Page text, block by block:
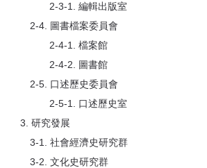
2-3-1. 編輯出版室
2-4. 圖書檔案委員會
2-4-1. 檔案館
2-4-2. 圖書館
2-5. 口述歷史委員會
2-5-1. 口述歷史室
3. 研究發展
3-1. 社會經濟史研究群
3-2. 文化史研究群